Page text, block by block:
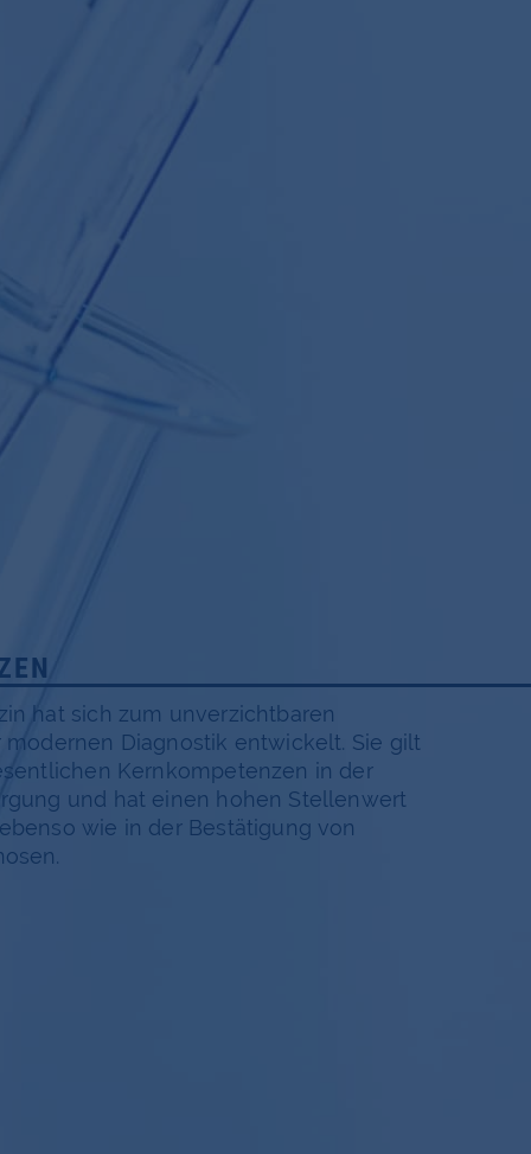
hat sich zum unverzichtbaren
modernen Diagnostik entwickelt. Sie gilt
Kernkompetenzen in der
und hat einen hohen Stellenwert
wie in der Bestätigung von